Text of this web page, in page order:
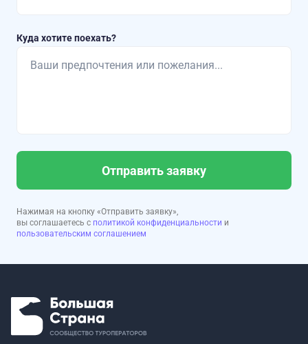
Куда хотите поехать?
Отправить заявку
Нажимая на кнопку «Отправить заявку»,
вы соглашаетесь с политикой конфиденциальности и
пользовательским соглашением